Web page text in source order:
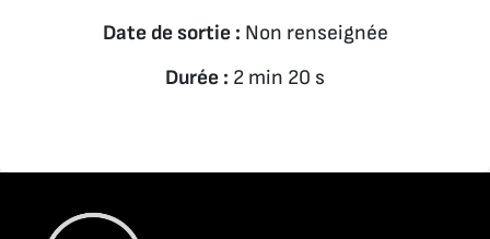
Date de sortie : Non renseignée
Durée : 2 min 20 s